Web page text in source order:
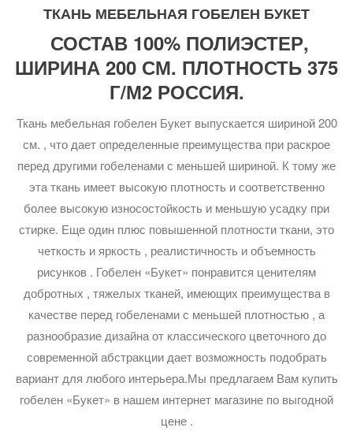
ТКАНЬ МЕБЕЛЬНАЯ ГОБЕЛЕН БУКЕТ
СОСТАВ 100% ПОЛИЭСТЕР,
ШИРИНА 200 СМ. ПЛОТНОСТЬ 375
Г/М2 РОССИЯ.
Ткань мебельная гобелен Букет выпускается шириной 200
см. , что дает определенные преимущества при раскрое
перед другими гобеленами с меньшей шириной. К тому же
эта ткань имеет высокую плотность и соответственно
более высокую износостойкость и меньшую усадку при
стирке. Еще один плюс повышенной плотности ткани, это
четкость и яркость , реалистичность и объемность
рисунков . Гобелен «Букет» понравится ценителям
добротных , тяжелых тканей, имеющих преимущества в
качестве перед гобеленами с меньшей плотностью , а
разнообразие дизайна от классического цветочного до
современной абстракции дает возможность подобрать
вариант для любого интерьера.Мы предлагаем Вам купить
гобелен «Букет» в нашем интернет магазине по выгодной
цене .